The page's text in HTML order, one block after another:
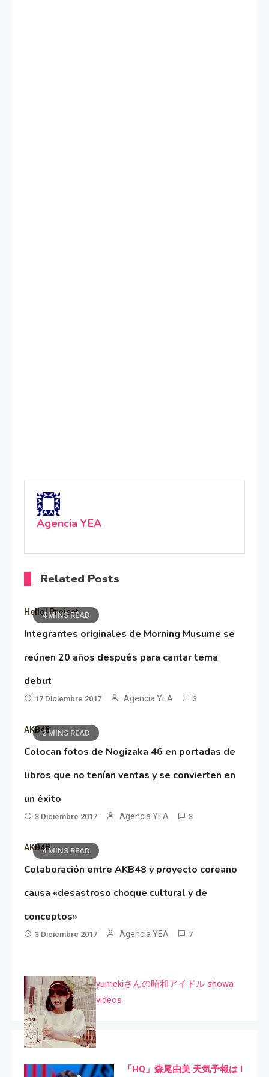
Agencia YEA
Related Posts
4 MINS READ
Hello! Project
Integrantes originales de Morning Musume se
reúnen 20 años después para cantar tema
debut
17 Diciembre 2017 Agencia YEA 3
2 MINS READ
AKB48
Colocan fotos de Nogizaka 46 en portadas de
libros que no tenían ventas y se convierten en
un éxito
3 Diciembre 2017 Agencia YEA 3
4 MINS READ
AKB48
Colaboración entre AKB48 y proyecto coreano
causa «desastroso choque cultural y de
conceptos»
3 Diciembre 2017 Agencia YEA 7
yumekiさんの昭和アイドル showa
videos
「HQ」森尾由美 天気予報は I